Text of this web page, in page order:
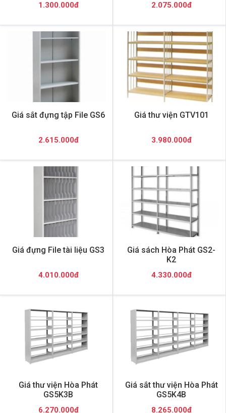
1.300.000đ 2.075.000đ
Giá sắt đựng tập File GS6
2.615.000đ
Giá thư viện GTV101
3.980.000đ
Giá đựng File tài liệu GS3
4.010.000đ
Giá sách Hòa Phát GS2-
K2
4.330.000đ
Giá thư viện Hòa Phát
GS5K3B
6.270.000đ
Giá sắt thư viện Hòa Phát
GS5K4B
8.265.000đ